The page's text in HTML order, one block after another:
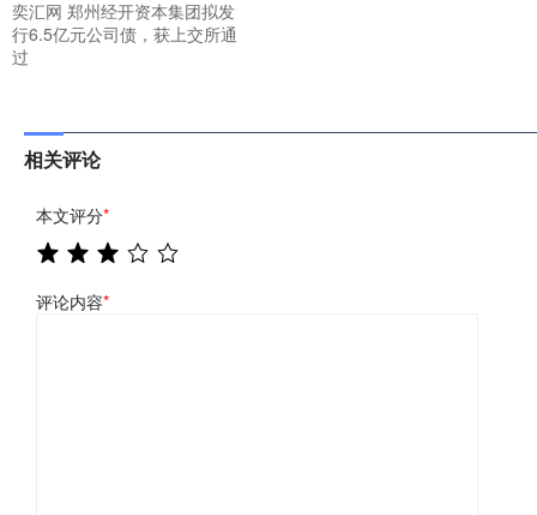
奕汇网 郑州经开资本集团拟发
行6.5亿元公司债，获上交所通
过
相关评论
本文评分*
评论内容*